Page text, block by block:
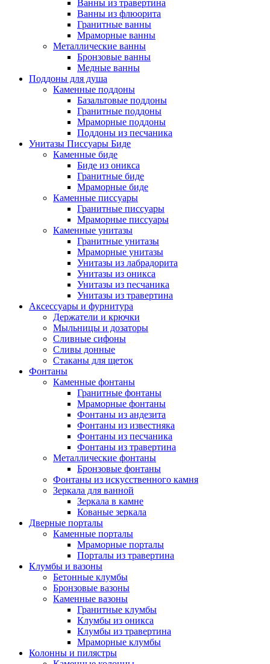
Ванны из травертина
Ванны из флюорита
Гранитные ванны
Мраморные ванны
Металлические ванны
Бронзовые ванны
Медные ванны
Поддоны для душа
Каменные поддоны
Базальтовые поддоны
Гранитные поддоны
Мраморные поддоны
Поддоны из песчаника
Унитазы Писсуары Биде
Каменные биде
Биде из оникса
Гранитные биде
Мраморные биде
Каменные писсуары
Гранитные писсуары
Мраморные писсуары
Каменные унитазы
Гранитные унитазы
Мраморные унитазы
Унитазы из лабрадорита
Унитазы из оникса
Унитазы из песчаника
Унитазы из травертина
Аксессуары и фурнитура
Держатели и крючки
Мыльницы и дозаторы
Сливные сифоны
Сливы донные
Стаканы для щеток
Фонтаны
Каменные фонтаны
Гранитные фонтаны
Мраморные фонтаны
Фонтаны из андезита
Фонтаны из известняка
Фонтаны из песчаника
Фонтаны из травертина
Металлические фонтаны
Бронзовые фонтаны
Фонтаны из искусственного камня
Зеркала для ванной
Зеркала в камне
Кованые зеркала
Дверные порталы
Каменные порталы
Мраморные порталы
Порталы из травертина
Клумбы и вазоны
Бетонные клумбы
Бронзовые вазоны
Каменные вазоны
Гранитные клумбы
Клумбы из оникса
Клумбы из травертина
Мраморные клумбы
Колонны и пилястры